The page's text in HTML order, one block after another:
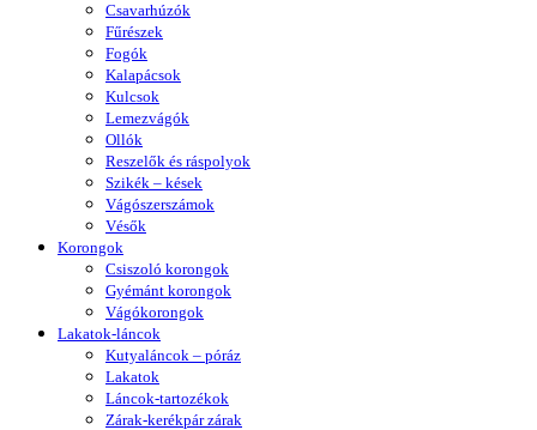
Csavarhúzók
Fűrészek
Fogók
Kalapácsok
Kulcsok
Lemezvágók
Ollók
Reszelők és ráspolyok
Szikék – kések
Vágószerszámok
Vésők
Korongok
Csiszoló korongok
Gyémánt korongok
Vágókorongok
Lakatok-láncok
Kutyaláncok – póráz
Lakatok
Láncok-tartozékok
Zárak-kerékpár zárak